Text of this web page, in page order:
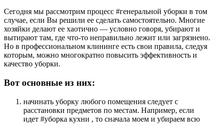
Сегодня мы рассмотрим процесс #генеральной уборки в том
случае, если Вы решили ее сделать самостоятельно. Многие
хозяйки делают ее хаотично — условно говоря, убирают и
вытирают там, где что-то неправильно лежит или загрязнено.
Но в профессиональном клининге есть свои правила, следуя
которым, можно многократно повысить эффективность и
качество уборки.
Вот основные из них:
начинать уборку любого помещения следует с
расстановки предметов по местам. Например, если
идет #уборка кухни , то сначала моем и убираем всю